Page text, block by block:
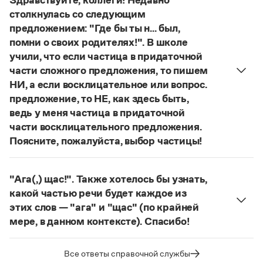
Справочники
Правила русской орфографии и пунктуации
Русский язык. Краткий теоретический курс
для школьников
Письмовник
Справочник по пунктуации
Словарь-справочник трудностей
Словарь-справочник непростые слова
Все справочники портала
Новости и события
Управление в русском языке
Словарь русских имён
Словарь методических терминов
Правила русской орфографии и пунктуации
(1956)
понятий, представлен в двух вариантах:
илюдология (от лат. ludus — 'игра').
О «правильном» варианте слова можно говорить,
если оно кодифицировано в нормативных
словарях русского языка. Пока же такой
словарной фиксацией мы не располагаем.
Страница ответа
столкнулась со следующим
предложением: "Где бы ты н... был,
помни о своих родителях!". В школе
учили, что если частица в придаточной
части сложного предложения, то пишем
НИ, а если восклицательное или вопрос.
предложение, то НЕ, как здесь быть,
ведь у меня частица в придаточной
части восклицательного предложения.
Поясните, пожалуйста, выбор частицы!
Правильно:Где бы ты ни был, помни о своих
восклицательных предложениях: Где ты только
не был!
"Ага(,) щас!". Также хотелось бы узнать,
какой частью речи будет каждое из
этих слов — "ага" и "щас" (по крайней
мере, в данном контексте). Спасибо!
Ага—частица, которая в данном случае
используется для эмоционального усиления
Все ответы справочной службы